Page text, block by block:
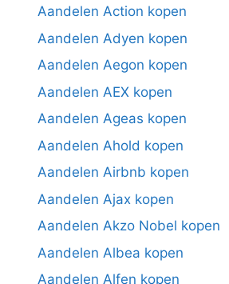
Aandelen Action kopen
Aandelen Adyen kopen
Aandelen Aegon kopen
Aandelen AEX kopen
Aandelen Ageas kopen
Aandelen Ahold kopen
Aandelen Airbnb kopen
Aandelen Ajax kopen
Aandelen Akzo Nobel kopen
Aandelen Albea kopen
Aandelen Alfen kopen